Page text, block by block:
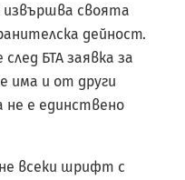
извършва своята
дейност.
БТА заявка за
има и от други
е единствено
всеки шрифт с